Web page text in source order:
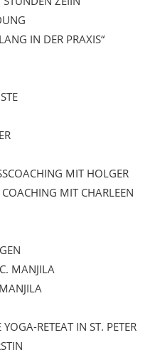
IN DER PRAXIS“
MIT HOLGER
MIT CHARLEEN
MANJILA
RETEAT IN ST. PETER